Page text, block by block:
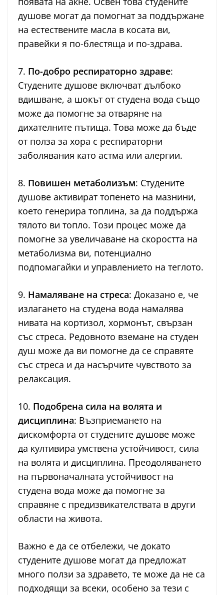
душове могат да помогнат за поддържане
на естествените масла в косата ви,
правейки я по-блестяща и по-здрава.
7. По-добро респираторно здраве:
Студените душове включват дълбоко
вдишване, а шокът от студена вода също
може да помогне за отваряне на
дихателните пътища. Това може да бъде
от полза за хора с респираторни
заболявания като астма или алергии.
8. Повишен метаболизъм: Студените
душове активират топенето на мазнини,
което генерира топлина, за да поддържа
тялото ви топло. Този процес може да
помогне за увеличаване на скоростта на
метаболизма ви, потенциално
подпомагайки и управлението на теглото.
9. Намаляване на стреса: Доказано е, че
излагането на студена вода намалява
нивата на кортизол, хормонът, свързан
със стреса. Редовното вземане на студен
душ може да ви помогне да се справяте
със стреса и да насърчите чувството за
релаксация.
10. Подобрена сила на волята и
дисциплина: Възприемането на
дискомфорта от студените душове може
да култивира умствена устойчивост, сила
на волята и дисциплина. Преодоляването
на първоначалната устойчивост на
студена вода може да помогне за
справяне с предизвикателствата в други
области на живота.
Важно е да се отбележи, че докато
студените душове могат да предложат
много ползи за здравето, те може да не са
подходящи за всеки, особено за тези с